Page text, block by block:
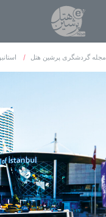
مجله گردشگری پرشین هتل